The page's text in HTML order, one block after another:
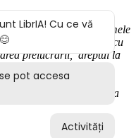
(
la rectificarea datelor mele
ştergere
mele cu
prelucrării, dreptul la
autom
în care-mi pot exercita